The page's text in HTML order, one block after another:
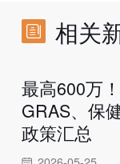
相关
最高600万
GRAS、保
政策汇总